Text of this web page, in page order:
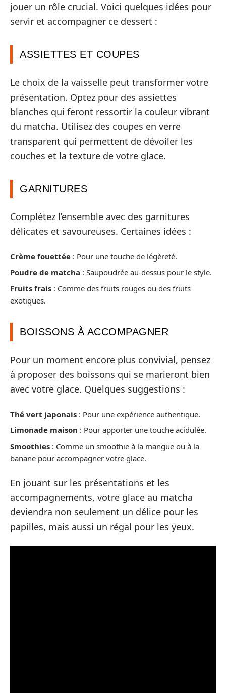
jouer un rôle crucial. Voici quelques idées pour
servir et accompagner ce dessert :
ASSIETTES ET COUPES
Le choix de la vaisselle peut transformer votre
présentation. Optez pour des assiettes
blanches qui feront ressortir la couleur vibrant
du matcha. Utilisez des coupes en verre
transparent qui permettent de dévoiler les
couches et la texture de votre glace.
GARNITURES
Complétez l’ensemble avec des garnitures
délicates et savoureuses. Certaines idées :
Crème fouettée : Pour une touche de légèreté.
Poudre de matcha : Saupoudrée au-dessus pour le style.
Fruits frais : Comme des fruits rouges ou des fruits
exotiques.
BOISSONS À ACCOMPAGNER
Pour un moment encore plus convivial, pensez
à proposer des boissons qui se marieront bien
avec votre glace. Quelques suggestions :
Thé vert japonais : Pour une expérience authentique.
Limonade maison : Pour apporter une touche acidulée.
Smoothies : Comme un smoothie à la mangue ou à la
banane pour accompagner votre glace.
En jouant sur les présentations et les
accompagnements, votre glace au matcha
deviendra non seulement un délice pour les
papilles, mais aussi un régal pour les yeux.